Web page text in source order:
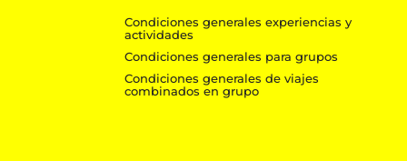
Condiciones generales experiencias y
actividades
Condiciones generales para grupos
Condiciones generales de viajes
combinados en grupo